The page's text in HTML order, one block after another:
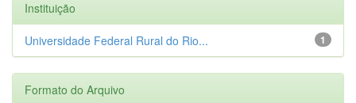
Instituição
1
Universidade Federal Rural do Rio...
Formato do Arquivo